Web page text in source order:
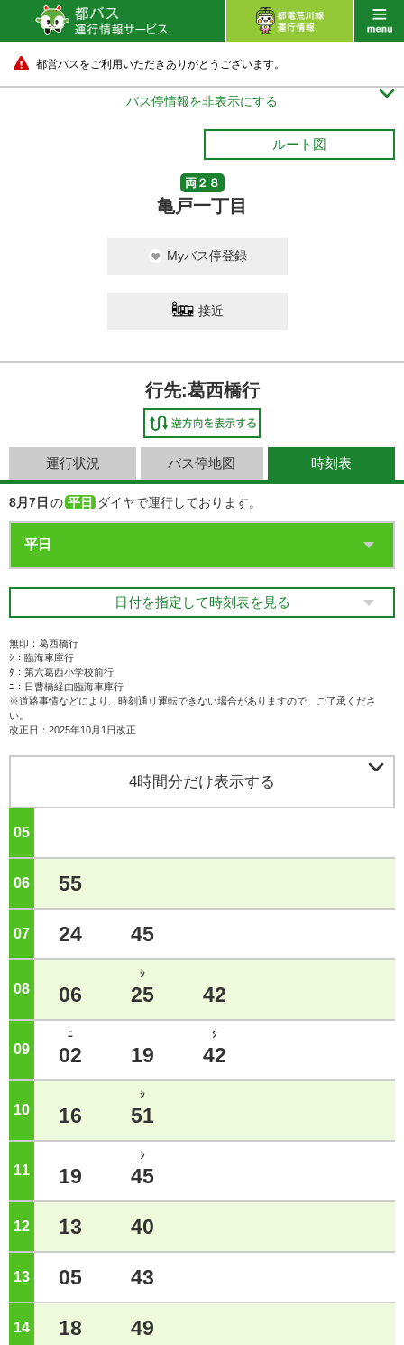
都営バスをご利用いただきありがとうございます。
バス停情報を非表示にする 
ルート図
両２８
亀戸一丁目
Myバス停登録
接近
行先:葛西橋行
運行状況 バス停地図 時刻表
8月7日 の 平日 ダイヤで運行しております。
日付を指定して時刻表を見る
無印：葛西橋行
ｼ：臨海車庫行
ﾀ：第六葛西小学校前行
ﾆ：日曹橋経由臨海車庫行
※道路事情などにより、時刻通り運転できない場合がありますので、ご了承くださ
い。
改正日：2025年10月1日改正
4時間分だけ表示する 
05
06 55
07 24 45
08 06
ｼ
25 42
09
ﾆ
02 19
ｼ
42
10 16
ｼ
51
11 19
ｼ
45
12 13 40
13 05 43
14 18 49